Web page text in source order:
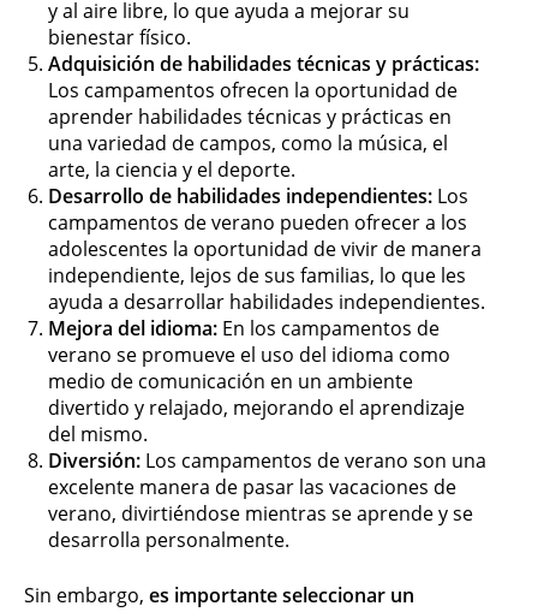
y al aire libre, lo que ayuda a mejorar su
bienestar físico.
Adquisición de habilidades técnicas y prácticas:
Los campamentos ofrecen la oportunidad de
aprender habilidades técnicas y prácticas en
una variedad de campos, como la música, el
arte, la ciencia y el deporte.
Desarrollo de habilidades independientes: Los
campamentos de verano pueden ofrecer a los
adolescentes la oportunidad de vivir de manera
independiente, lejos de sus familias, lo que les
ayuda a desarrollar habilidades independientes.
Mejora del idioma: En los campamentos de
verano se promueve el uso del idioma como
medio de comunicación en un ambiente
divertido y relajado, mejorando el aprendizaje
del mismo.
Diversión: Los campamentos de verano son una
excelente manera de pasar las vacaciones de
verano, divirtiéndose mientras se aprende y se
desarrolla personalmente.
Sin embargo, es importante seleccionar un